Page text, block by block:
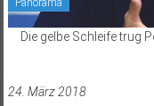
Panorama
Die gelbe Schleife trug
24. März 2018